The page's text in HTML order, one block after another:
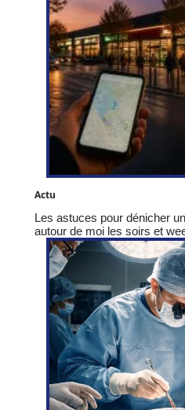
Actu
Les astuces pour dénicher
autour de moi les soirs et